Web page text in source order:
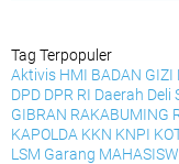
Tag Terpopuler
Aktivis HMI BADAN GIZI
DPD DPR RI Daerah Deli
GIBRAN RAKABUMING
KAPOLDA KKN KNPI
LSM Garang